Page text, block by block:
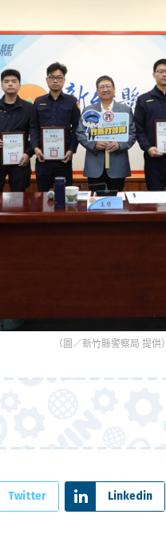
（圖／新竹縣警察局 提供）
Twitter Linkedin